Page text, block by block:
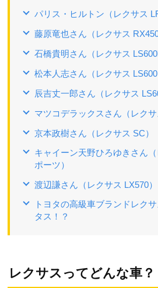
パリス・ヒルトン（レクサス
藤原竜也さん（レクサス RX450
石橋貴明さん（レクサス
松本人志さん（レクサス LS600
辰吉丈一郎さん（レクサス
マツコデラックスさん（レクサ
京本政樹さん（レクサス SC）
キャイーン天野ひろゆきさん
ポーツ）
渡辺謙さん（レクサス LX570）
トヨタの高級車ブランドレク
タス！？
レクサスってどんな車？